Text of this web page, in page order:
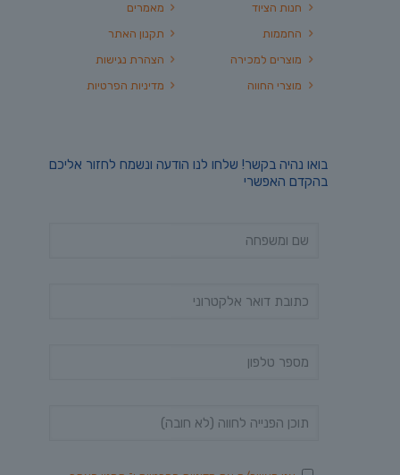
מאמרים
תקנון האתר
הצהרת נגישות
מדיניות הפרטיות
חנות הציוד
החממות
מוצרים למכירה
מוצרי החווה
בואו נהיה בקשר! שלחו לנו הודעה ונשמח לחזור אליכם
בהקדם האפשרי